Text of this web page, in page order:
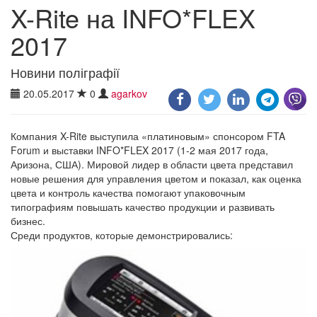
X-Rite на INFO*FLEX
2017
Новини поліграфії
20.05.2017 0 agarkov
Компания X-Rite выступила «платиновым» спонсором FTA
Forum и выставки INFO*FLEX 2017 (1-2 мая 2017 года,
Аризона, США). Мировой лидер в области цвета представил
новые решения для управления цветом и показал, как оценка
цвета и контроль качества помогают упаковочным
типографиям повышать качество продукции и развивать
бизнес.
Среди продуктов, которые демонстрировались: